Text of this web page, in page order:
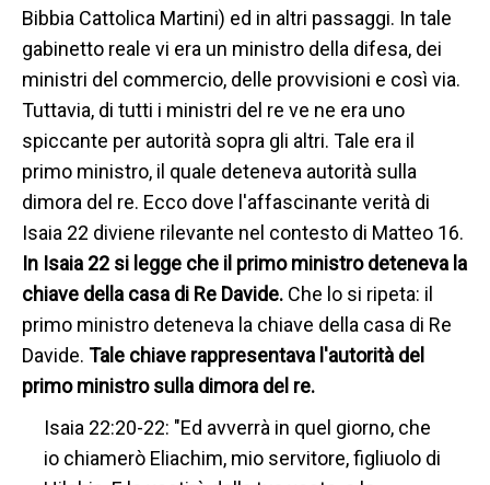
Bibbia Cattolica Martini) ed in altri passaggi. In tale
gabinetto reale vi era un ministro della difesa, dei
ministri del commercio, delle provvisioni e così via.
Tuttavia, di tutti i ministri del re ve ne era uno
spiccante per autorità sopra gli altri. Tale era il
primo ministro, il quale deteneva autorità sulla
dimora del re. Ecco dove l'affascinante verità di
Isaia 22 diviene rilevante nel contesto di Matteo 16.
In Isaia 22 si legge che il primo ministro deteneva la
chiave della casa di Re Davide. Che lo si ripeta: il
primo ministro deteneva la chiave della casa di Re
Davide. Tale chiave rappresentava l'autorità del
primo ministro sulla dimora del re.
Isaia 22:20-22: "Ed avverrà in quel giorno, che
io chiamerò Eliachim, mio servitore, figliuolo di